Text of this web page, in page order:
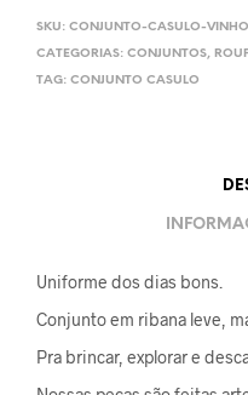
SKU: CONJUNTO-CASULO-
CATEGORIAS: CONJUNTOS,
TAG: CONJUNTO CASULO
Uniforme dos dias bons.
Conjunto em ribana leve,
Pra brincar, explorar e